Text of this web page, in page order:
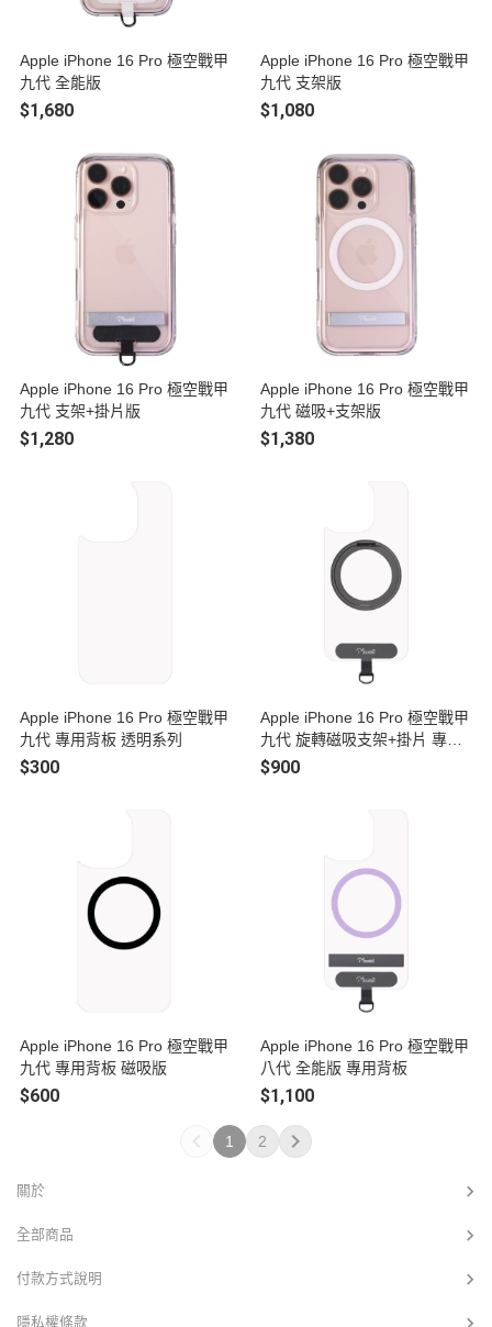
Apple iPhone 16 Pro 極空戰甲
九代 全能版
$1,680
Apple iPhone 16 Pro 極空戰甲
九代 支架版
$1,080
Apple iPhone 16 Pro 極空戰甲
九代 支架+掛片版
$1,280
Apple iPhone 16 Pro 極空戰甲
九代 磁吸+支架版
$1,380
Apple iPhone 16 Pro 極空戰甲
九代 專用背板 透明系列
$300
Apple iPhone 16 Pro 極空戰甲
九代 旋轉磁吸支架+掛片 專用
背板
$900
Apple iPhone 16 Pro 極空戰甲
九代 專用背板 磁吸版
$600
Apple iPhone 16 Pro 極空戰甲
八代 全能版 專用背板
$1,100
1 2
關於
全部商品
付款方式說明
隱私權條款